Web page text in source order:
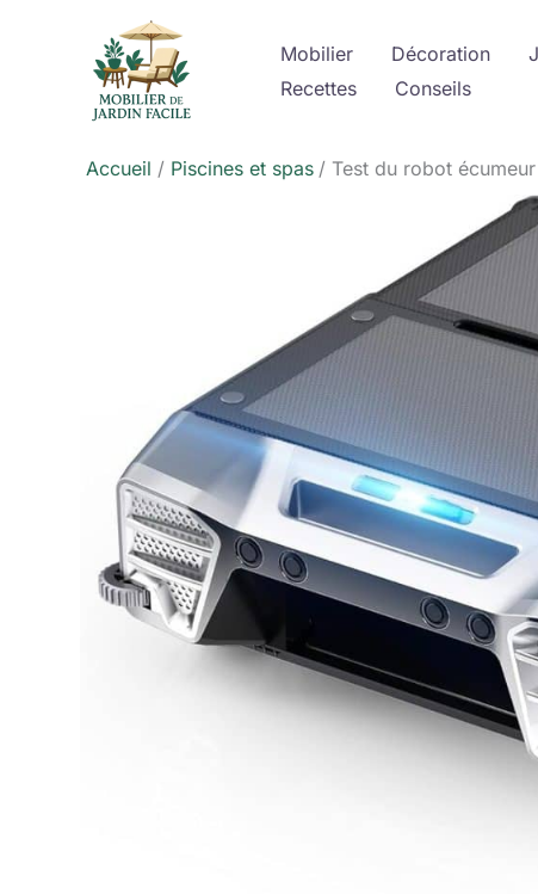
Mobilier Décoration
Recettes
Conseils
Accueil Piscines et spas Test du robot